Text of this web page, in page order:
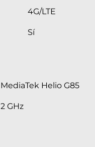
4G/LTE
Sí
MediaTek Helio G85
2 GHz